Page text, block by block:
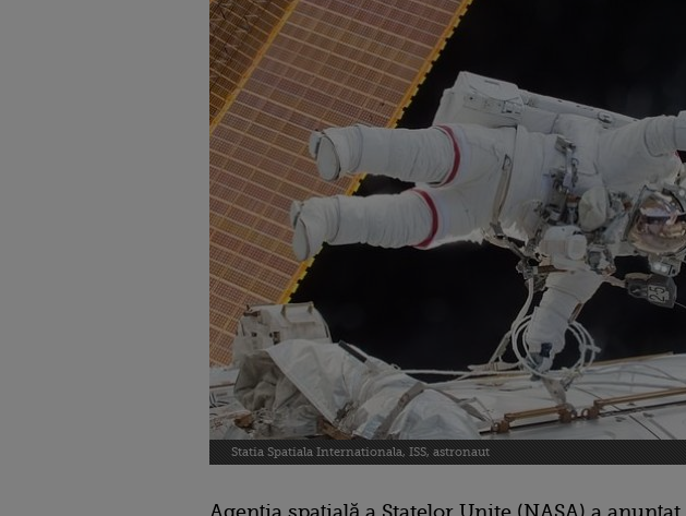
Statia Spatiala Internationala, ISS, astronaut
Agenţia spaţială a Statelor Unite (NASA) a